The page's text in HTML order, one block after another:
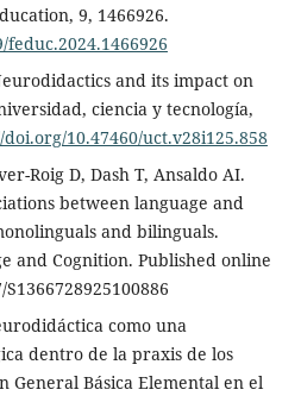
9, 1466926.
and its impact on
ciencia y tecnología,
10.47460/uct.v28i125.858
Roig D, Dash T, Ansaldo AI.
between language and
and bilinguals.
and Cognition. Published online
como una
dentro de la praxis de los
General Básica Elemental en el